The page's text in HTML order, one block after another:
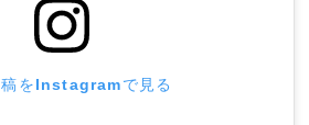
稿をInstagramで見る